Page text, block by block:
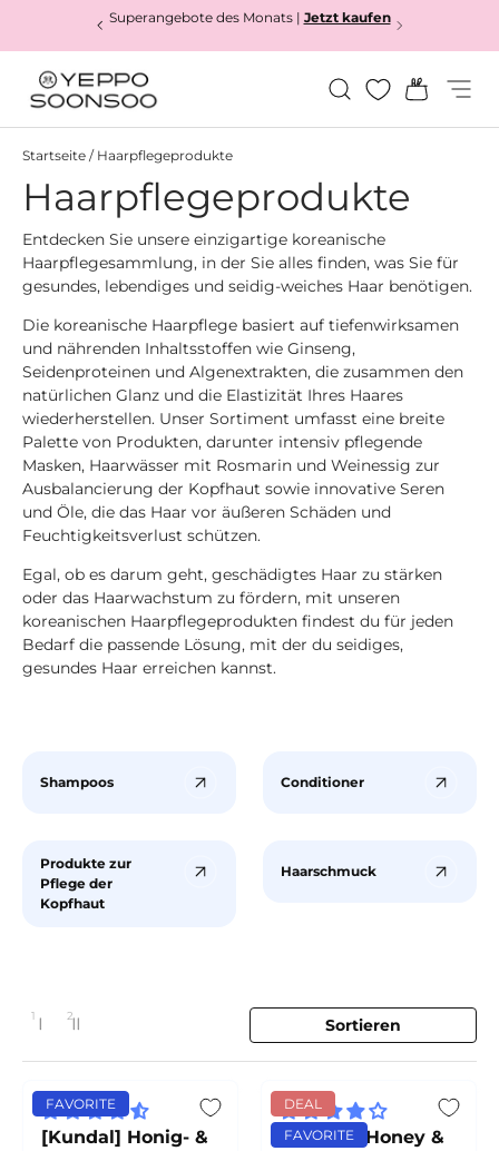
Superangebote des Monats | Jetzt kaufen
Yeppo&Soonsoo
Suchen
Startseite / Haarpflegeprodukte
Haarpflegeprodukte
Entdecken Sie unsere einzigartige koreanische
Haarpflegesammlung, in der Sie alles finden, was Sie für
gesundes, lebendiges und seidig-weiches Haar benötigen.
Die koreanische Haarpflege basiert auf tiefenwirksamen
und nährenden Inhaltsstoffen wie Ginseng,
Seidenproteinen und Algenextrakten, die zusammen den
natürlichen Glanz und die Elastizität Ihres Haares
wiederherstellen. Unser Sortiment umfasst eine breite
Palette von Produkten, darunter intensiv pflegende
Masken, Haarwässer mit Rosmarin und Weinessig zur
Ausbalancierung der Kopfhaut sowie innovative Seren
und Öle, die das Haar vor äußeren Schäden und
Feuchtigkeitsverlust schützen.
Egal, ob es darum geht, geschädigtes Haar zu stärken
oder das Haarwachstum zu fördern, mit unseren
koreanischen Haarpflegeprodukten findest du für jeden
Bedarf die passende Lösung, mit der du seidiges,
gesundes Haar erreichen kannst.
Shampoos Conditioner
Produkte zur
Pflege der
Kopfhaut
Haarschmuck
Layout ändern
1 Spalte
1
2 Spalten
2 Sortieren
FAVORITE
[Kundal] Honig- &
DEAL
FAVORITE
[Kundal] Honey &